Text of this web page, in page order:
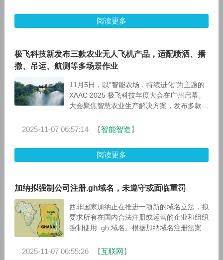
阅读更多
极飞科技新发布三款农业无人飞机产品，适配喷洒、播
撒、吊运、航测等多场景作业
11月5日，以″智能农场，持续进化″为主题的
XAAC 2025 极飞科技年度大会在广州启幕。
大会聚焦智慧农业生产解决方案，发布多款全
方式全面升级。
2025-11-07 06:57:14 【智能智造】
阅读更多
加纳拟强制公司注册.gh域名，未遵守或面临重罚
西非国家加纳正在推进一项新的域名立法，拟
要求所有在国内合法注册或运营的企业和组织
强制使用 .gh 域名。根据加纳域名注册法案草
面向公众访问的官方网站
2025-11-07 06:55:26 【互联网】